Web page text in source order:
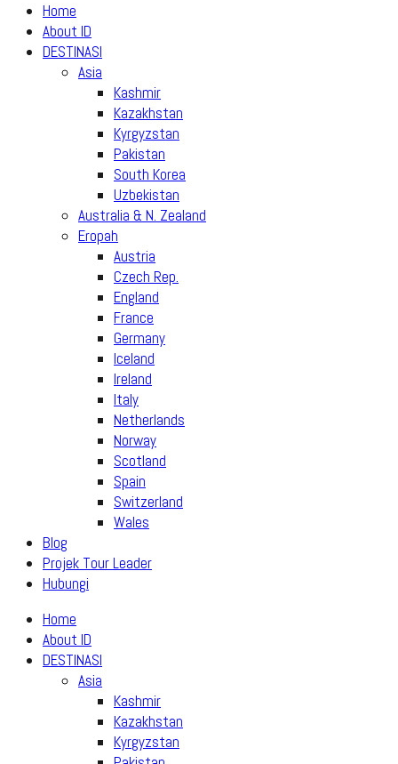
Home
About ID
DESTINASI
Asia
Kashmir
Kazakhstan
Kyrgyzstan
Pakistan
South Korea
Uzbekistan
Australia & N. Zealand
Eropah
Austria
Czech Rep.
England
France
Germany
Iceland
Ireland
Italy
Netherlands
Norway
Scotland
Spain
Switzerland
Wales
Blog
Projek Tour Leader
Hubungi
Home
About ID
DESTINASI
Asia
Kashmir
Kazakhstan
Kyrgyzstan